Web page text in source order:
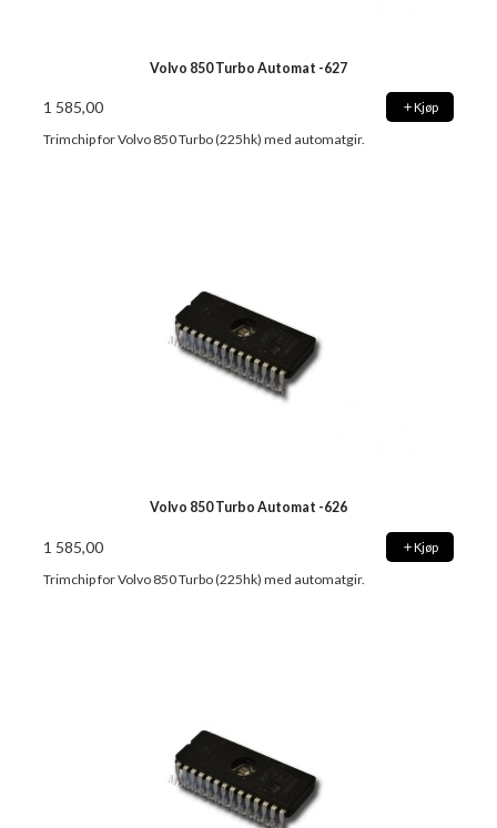
Volvo 850 Turbo Automat -627
1 585,00 Kjøp
Trimchip for Volvo 850 Turbo (225hk) med automatgir.
Volvo 850 Turbo Automat -626
1 585,00 Kjøp
Trimchip for Volvo 850 Turbo (225hk) med automatgir.